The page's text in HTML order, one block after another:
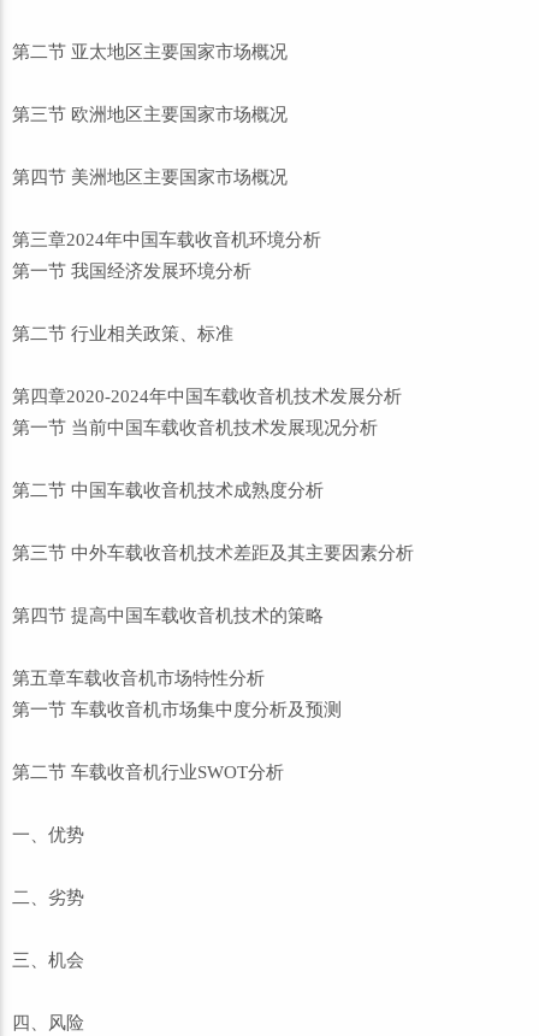
第二节 亚太地区主要国家市场概况
第三节 欧洲地区主要国家市场概况
第四节 美洲地区主要国家市场概况
第三章2024年中国车载收音机环境分析
第一节 我国经济发展环境分析
第二节 行业相关政策、标准
第四章2020-2024年中国车载收音机技术发展分析
第一节 当前中国车载收音机技术发展现况分析
第二节 中国车载收音机技术成熟度分析
第三节 中外车载收音机技术差距及其主要因素分析
第四节 提高中国车载收音机技术的策略
第五章车载收音机市场特性分析
第一节 车载收音机市场集中度分析及预测
第二节 车载收音机行业SWOT分析
一、优势
二、劣势
三、机会
四、风险